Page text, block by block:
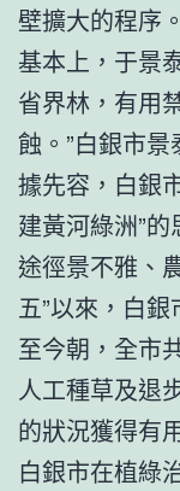
壁擴大的程序
基本上，于景
省界林，有用
蝕。”白銀市
據先容，白銀
建黃河綠洲”
途徑景不雅、
五”以來，白
至今朝，全市
人工種草及退
的狀況獲得有
白銀市在植綠